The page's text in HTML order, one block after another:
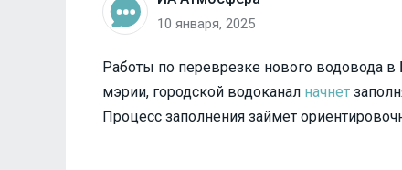
10 января, 2025
Работы по переврезке нового водовода
мэрии, городской водоканал начнет
Процесс заполнения займет